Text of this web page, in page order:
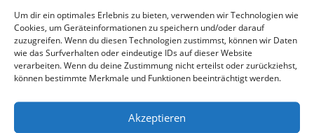
Um dir ein optimales Erlebnis zu bieten, verwenden wir Technologien wie
Cookies, um Geräteinformationen zu speichern und/oder darauf
zuzugreifen. Wenn du diesen Technologien zustimmst, können wir Daten
wie das Surfverhalten oder eindeutige IDs auf dieser Website
verarbeiten. Wenn du deine Zustimmung nicht erteilst oder zurückziehst,
können bestimmte Merkmale und Funktionen beeinträchtigt werden.
Akzeptieren
Hinweis
*Projekte unter gecco scene constuction company